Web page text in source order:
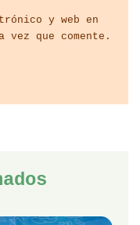
y web en
vez que comente.